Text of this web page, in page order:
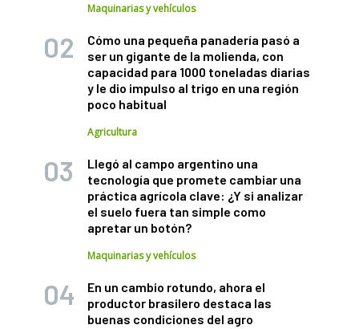
Maquinarias y vehículos
Cómo una pequeña panadería pasó a
ser un gigante de la molienda, con
capacidad para 1000 toneladas diarias
y le dio impulso al trigo en una región
poco habitual
Agricultura
Llegó al campo argentino una
tecnología que promete cambiar una
práctica agrícola clave: ¿Y si analizar
el suelo fuera tan simple como
apretar un botón?
Maquinarias y vehículos
En un cambio rotundo, ahora el
productor brasilero destaca las
buenas condiciones del agro